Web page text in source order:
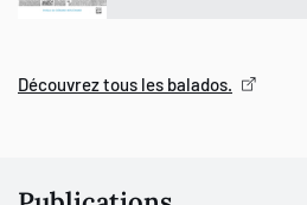
Découvrez tous les balados.